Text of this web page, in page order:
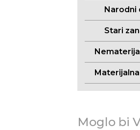
Narodni
Stari
Moglo bi